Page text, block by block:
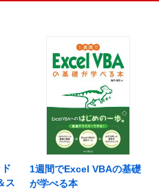
ス
1週間でExcel VBAの基礎
が学べる本